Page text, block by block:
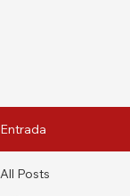
Entrada
All Posts